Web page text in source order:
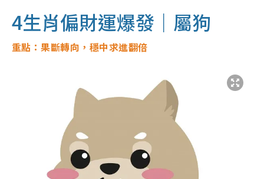
4生肖偏財運爆發｜屬狗
重點：果斷轉向，穩中求進翻倍